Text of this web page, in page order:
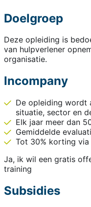
Doelgroep
Deze opleiding is
van hulpverlener
organisatie.
Incompany
De opleiding wordt
situatie, sector en
Elk jaar meer dan
Gemiddelde
Tot 30% korting
Ja, ik wil een gratis
training
Subsidies